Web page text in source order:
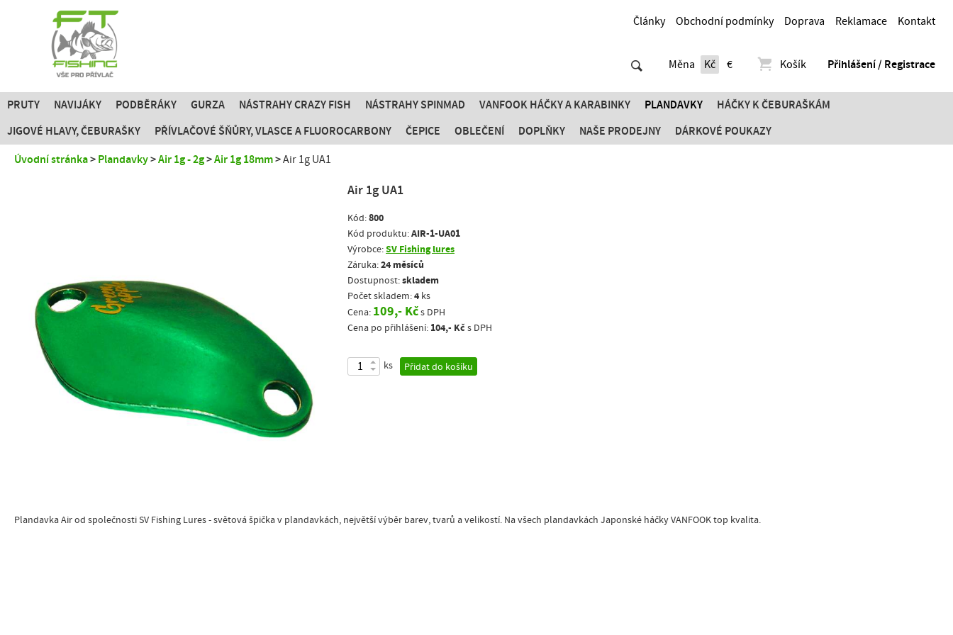
Články Obchodní podmínky Doprava Reklamace Kontakt
Měna Kč € Košík Přihlášení / Registrace
PRUTY NAVIJÁKY PODBĚRÁKY GURZA NÁSTRAHY CRAZY FISH NÁSTRAHY SPINMAD VANFOOK HÁČKY A KARABINKY PLANDAVKY HÁČKY K ČEBURAŠKÁM
JIGOVÉ HLAVY, ČEBURAŠKY PŘÍVLAČOVÉ ŠŇŮRY, VLASCE A FLUOROCARBONY ČEPICE OBLEČENÍ DOPLŇKY NAŠE PRODEJNY DÁRKOVÉ POUKAZY
Úvodní stránka Plandavky Air 1g - 2g Air 1g 18mm Air 1g UA1
Air 1g UA1
Kód:800
Kód produktu:AIR-1-UA01
Výrobce:SV Fishing lures
Záruka:24 měsíců
Dostupnost:skladem
Počet skladem:4 ks
Cena: 109,- Kčs DPH
Cena po přihlášení: 104,- Kč s DPH
ks Přidat do košíku
Plandavka Air od společnosti SV Fishing Lures - světová špička v plandavkách, největší výběr barev, tvarů a velikostí. Na všech plandavkách Japonské háčky VANFOOK top kvalita.